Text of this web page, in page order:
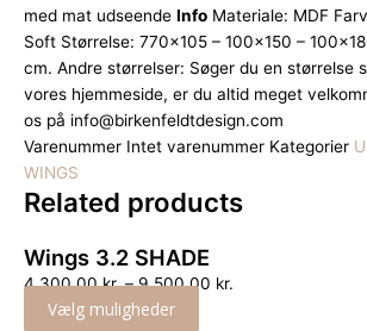
med mat udseende Info Materiale: MDF
Soft Størrelse: 770×105 – 100×150 –
cm. Andre størrelser: Søger du en størrelse
vores hjemmeside, er du altid meget
os på info@birkenfeldtdesign.com
Varenummer Intet varenummer Kategorier
WINGS
Related products
Wings 3.2 SHADE
4,300.00kr. – 9,500.00 kr.
Vælg muligheder